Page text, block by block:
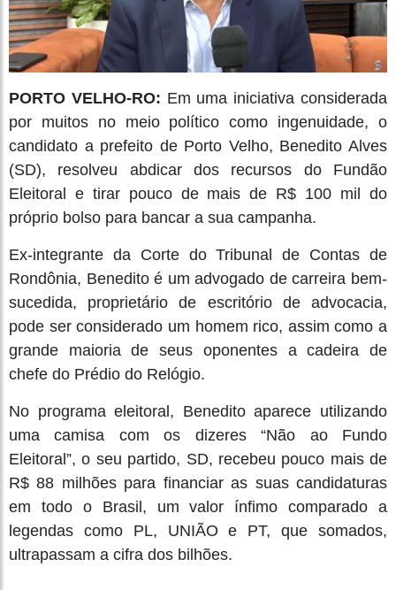
PORTO VELHO-RO: Em uma iniciativa considerada
por muitos no meio político como ingenuidade, o
candidato a prefeito de Porto Velho, Benedito Alves
(SD), resolveu abdicar dos recursos do Fundão
Eleitoral e tirar pouco de mais de R$ 100 mil do
próprio bolso para bancar a sua campanha.
Ex-integrante da Corte do Tribunal de Contas de
Rondônia, Benedito é um advogado de carreira bem-
sucedida, proprietário de escritório de advocacia,
pode ser considerado um homem rico, assim como a
grande maioria de seus oponentes a cadeira de
chefe do Prédio do Relógio.
No programa eleitoral, Benedito aparece utilizando
uma camisa com os dizeres “Não ao Fundo
Eleitoral”, o seu partido, SD, recebeu pouco mais de
R$ 88 milhões para financiar as suas candidaturas
em todo o Brasil, um valor ínfimo comparado a
legendas como PL, UNIÃO e PT, que somados,
ultrapassam a cifra dos bilhões.